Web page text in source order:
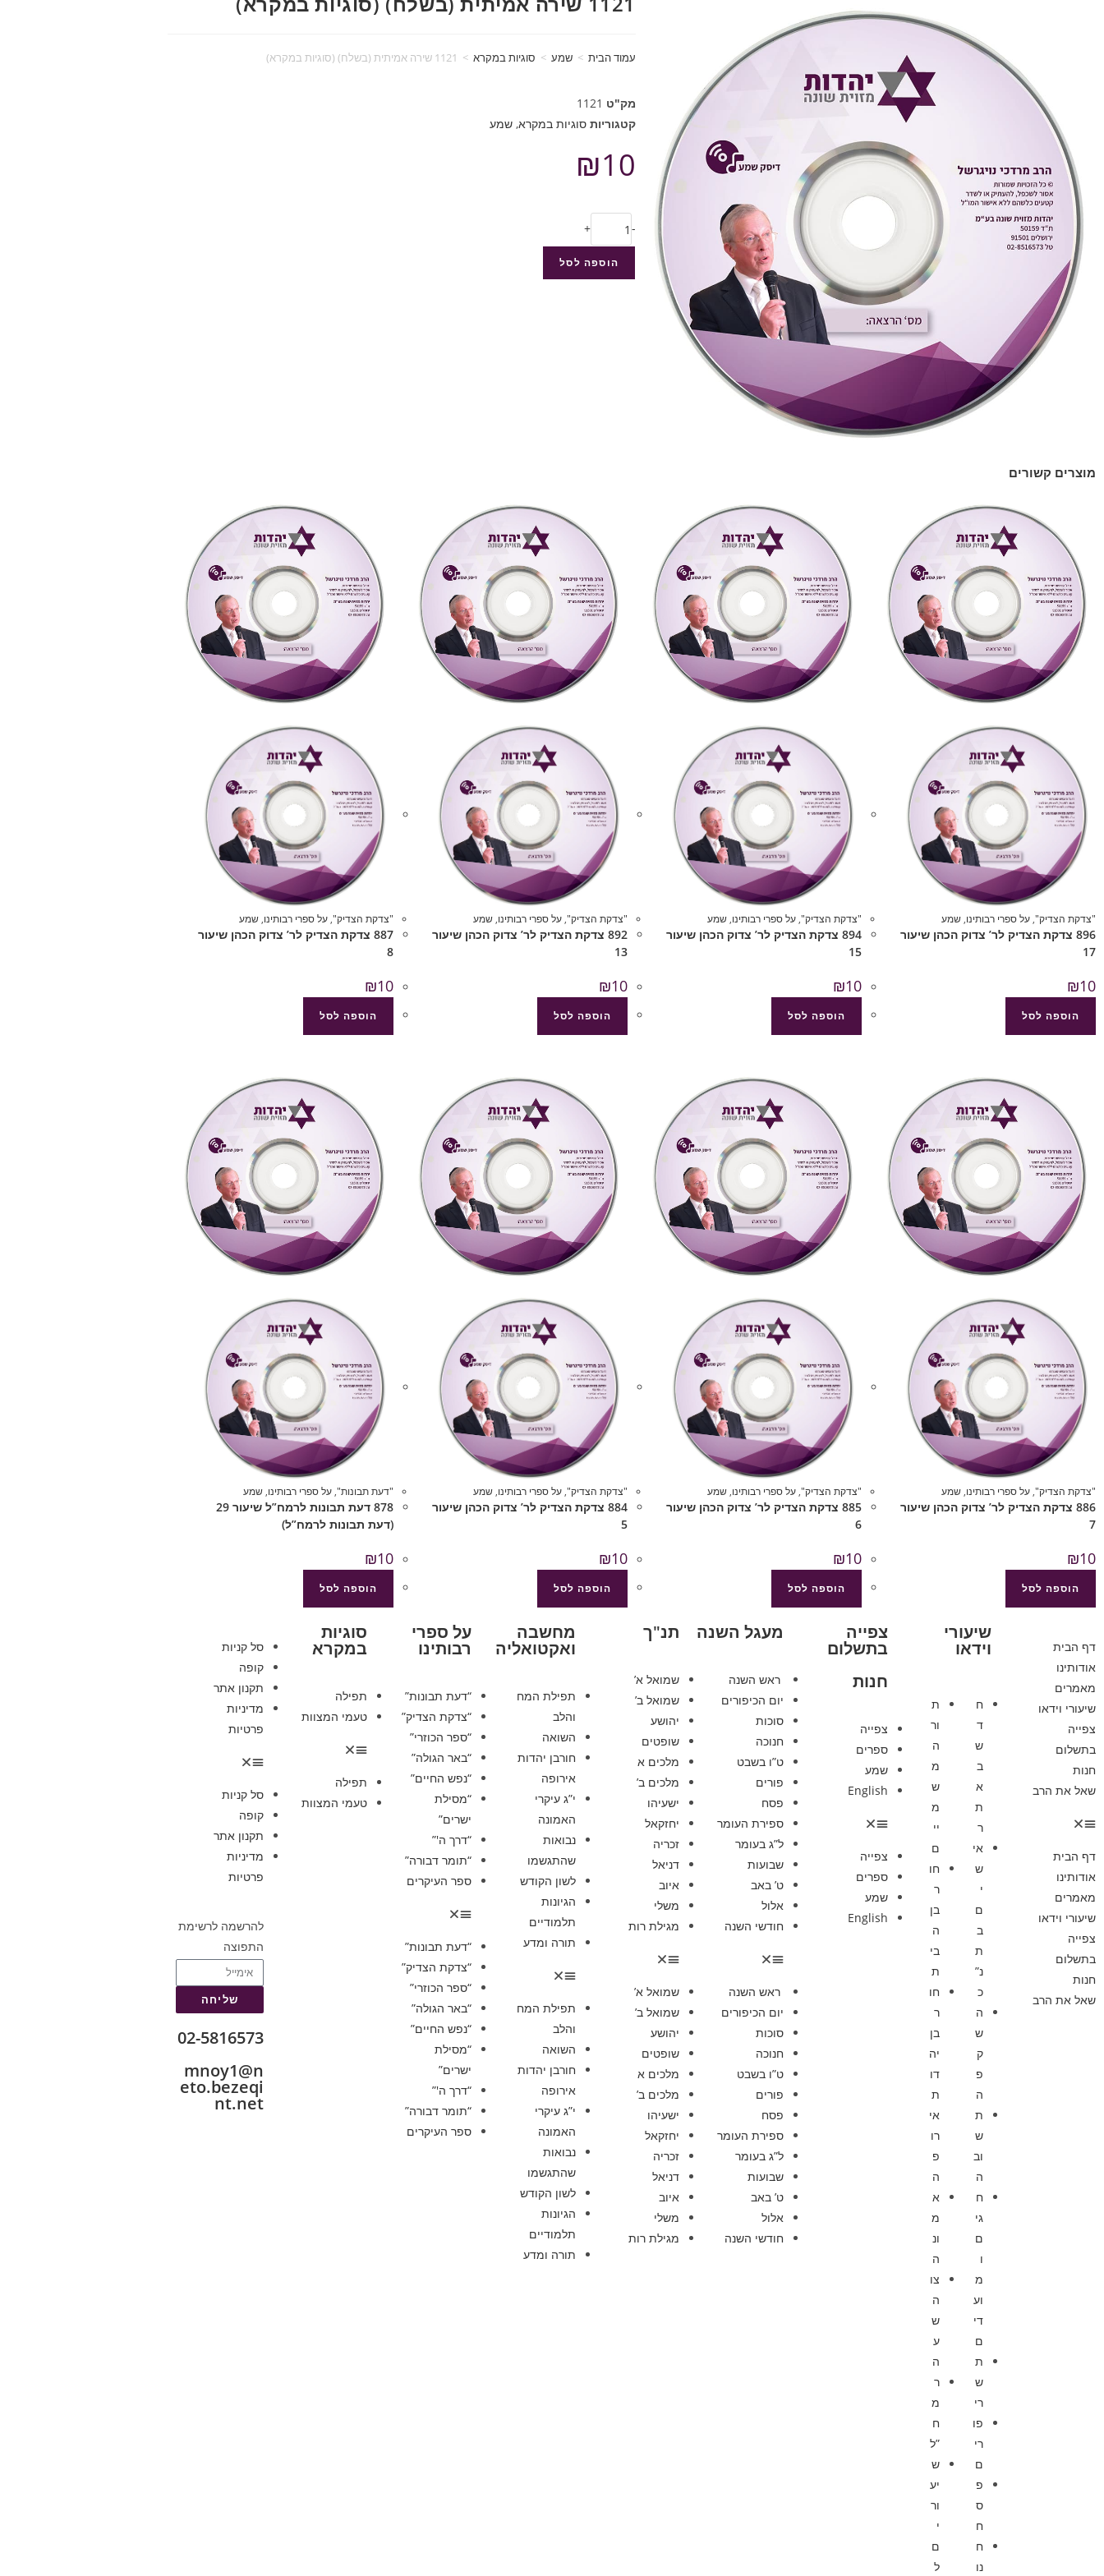
עמוד הבית > שמע > סוגיות במקרא > 1121 שירה אמיתית (בשלח) (סוגיות במקרא)
מק"ט 1121
קטגוריות סוגיות במקרא, שמע
₪10
-
+
הוספה לסל
מוצרים קשורים
"צדקת הצדיק", על ספרי רבותינו, שמע
896 צדקת הצדיק לר’ צדוק הכהן שיעור
17
₪10
הוספה לסל
"צדקת הצדיק", על ספרי רבותינו, שמע
894 צדקת הצדיק לר’ צדוק הכהן שיעור
15
₪10
הוספה לסל
"צדקת הצדיק", על ספרי רבותינו, שמע
892 צדקת הצדיק לר’ צדוק הכהן שיעור
13
₪10
הוספה לסל
"צדקת הצדיק", על ספרי רבותינו, שמע
887 צדקת הצדיק לר’ צדוק הכהן שיעור
8
₪10
הוספה לסל
"צדקת הצדיק", על ספרי רבותינו, שמע
886 צדקת הצדיק לר’ צדוק הכהן שיעור
7
₪10
הוספה לסל
"צדקת הצדיק", על ספרי רבותינו, שמע
885 צדקת הצדיק לר’ צדוק הכהן שיעור
6
₪10
הוספה לסל
"צדקת הצדיק", על ספרי רבותינו, שמע
884 צדקת הצדיק לר’ צדוק הכהן שיעור
5
₪10
הוספה לסל
"דעת תבונות", על ספרי רבותינו, שמע
878 דעת תבונות לרמח”ל שיעור 29
(דעת תבונות לרמח”ל)
₪10
הוספה לסל
דף הבית
אודותינו
מאמרים
שיעורי וידאו
צפייה
בתשלום
חנות
שאל את הרב
דף הבית
אודותינו
מאמרים
שיעורי וידאו
צפייה
בתשלום
חנות
שאל את הרב
שיעורי
וידאו
ח
ד
ש
ב
א
ת
ר
אי
ש
י
ם
ב
ת
נ”
כ
ה
ש
ק
פ
ה
ת
ש
וב
ה
ח
גי
ם
ו
מ
וע
די
ם
ת
ש
רי
פו
רי
ם
פ
ס
ח
ח
נו
ת
ור
ה
מ
ש
מ
יי
ם
חו
ר
בן
ה
בי
ת
חו
ר
בן
יה
דו
ת
אי
רו
פ
ה
א
מ
ונ
ה
צו
ה
ש
ע
ה
ר
מ
ח
”ל
ש
יע
ור
י
ם
ל
צפייה
בתשלום
חנות
צפייה
ספרים
שמע
English
צפייה
ספרים
שמע
English
מעגל השנה
ראש השנה
יום הכיפורים
סוכות
חנוכה
ט”ו בשבט
פורים
פסח
ספירת העומר
ל”ג בעומר
שבועות
ט’ באב
אלול
חודשי השנה
ראש השנה
יום הכיפורים
סוכות
חנוכה
ט”ו בשבט
פורים
פסח
ספירת העומר
ל”ג בעומר
שבועות
ט’ באב
אלול
חודשי השנה
תנ"ך
שמואל א’
שמואל ב’
יהושע
שופטים
מלכים א
מלכים ב’
ישעיהו
יחזקאל
זכריה
דניאל
איוב
משלי
מגילת רות
שמואל א’
שמואל ב’
יהושע
שופטים
מלכים א
מלכים ב’
ישעיהו
יחזקאל
זכריה
דניאל
איוב
משלי
מגילת רות
מחשבה
ואקטואליה
תפילת המח
והלב
השואה
חורבן יהדות
אירופה
י”ג עיקרי
האמונה
נבואות
שהתגשמו
לשון הקודש
הגיונות
תלמודיים
תורה ומדע
תפילת המח
והלב
השואה
חורבן יהדות
אירופה
י”ג עיקרי
האמונה
נבואות
שהתגשמו
לשון הקודש
הגיונות
תלמודיים
תורה ומדע
על ספרי
רבותינו
“דעת תבונות”
“צדקת הצדיק”
“ספר הכוזרי”
“באר הגולה”
“נפש החיים”
“מסילת
ישרים”
“דרך ה'”
“תומר דבורה”
ספר העיקרים
“דעת תבונות”
“צדקת הצדיק”
“ספר הכוזרי”
“באר הגולה”
“נפש החיים”
“מסילת
ישרים”
“דרך ה'”
“תומר דבורה”
ספר העיקרים
סוגיות
במקרא
תפילה
טעמי המצוות
תפילה
טעמי המצוות
סל קניות
קופה
תקנון אתר
מדיניות
פרטיות
סל קניות
קופה
תקנון אתר
מדיניות
פרטיות
להרשמה לרשימת
התפוצה
שליחה
02-5816573
mnoy1@n
eto.bezeqi
nt.net